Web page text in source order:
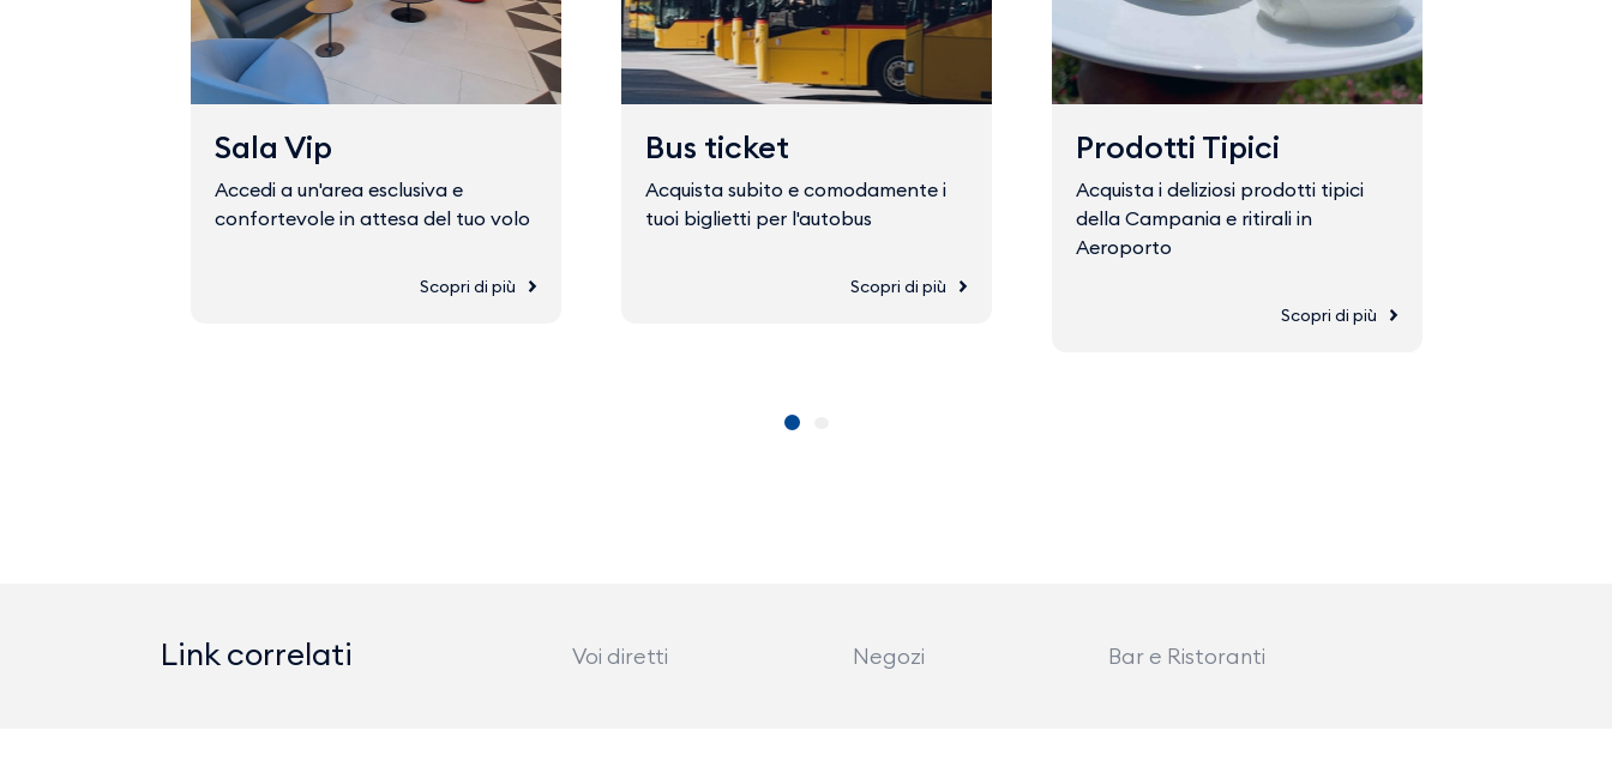
Sala Vip
Accedi a un'area esclusiva e
confortevole in attesa del tuo volo
Scopri di più
Bus ticket
Acquista subito e comodamente i
tuoi biglietti per l'autobus
Scopri di più
Prodotti Tipici
Acquista i deliziosi prodotti tipici
della Campania e ritirali in
Aeroporto
Scopri di più
Link correlati Voi diretti Negozi Bar e Ristoranti